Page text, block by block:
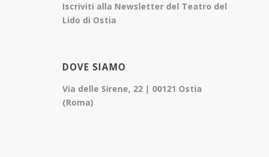
Iscriviti alla Newsletter del Teatro del
Lido di Ostia
DOVE SIAMO
Via delle Sirene, 22 | 00121 Ostia
(Roma)